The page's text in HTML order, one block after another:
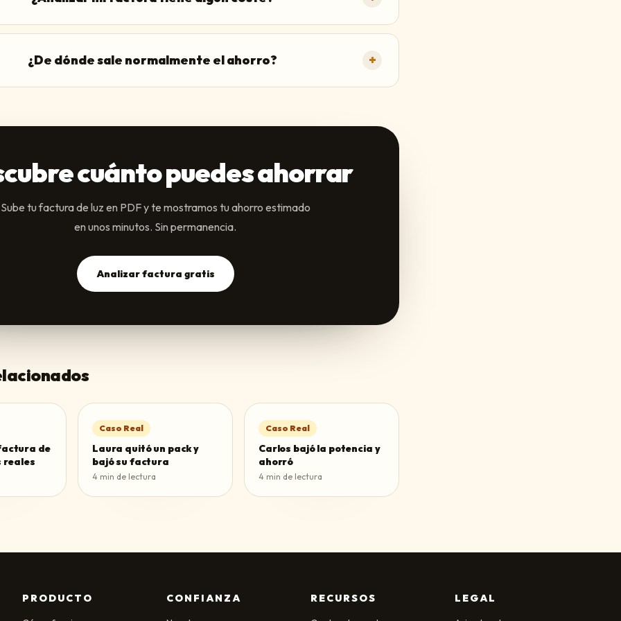
¿De dónde sale normalmente el ahorro? +
cuánto puedes ahorrar
Sube tu factura de luz en PDF y te mostramos tu ahorro estimado
en unos minutos. Sin permanencia.
Analizar factura gratis
de
reales
Caso Real
Laura quitó un pack y
bajó su factura
4 min de lectura
Caso Real
Carlos bajó la potencia y
ahorró
4 min de lectura
PRODUCTO
CONFIANZA
RECURSOS
LEGAL